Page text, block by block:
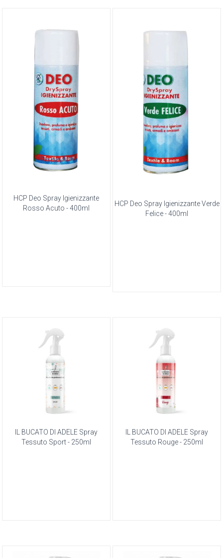
HCP Deo Spray Igienizzante
Rosso Acuto - 400ml
HCP Deo Spray Igienizzante Verde
Felice - 400ml
IL BUCATO DI ADELE Spray
Tessuto Sport - 250ml
IL BUCATO DI ADELE Spray
Tessuto Rouge - 250ml